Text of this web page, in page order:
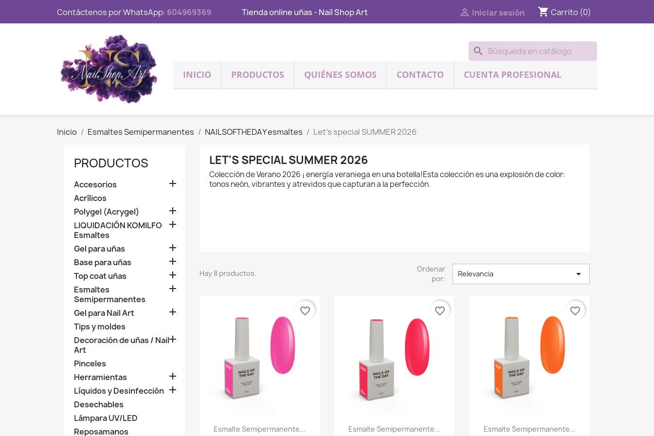
Contáctenos por WhatsApp: 604969369 Tienda online uñas - Nail Shop Art  Iniciar sesión shopping_cart Carrito (0)
search
INICIO
PRODUCTOS QUIÉNES SOMOS CONTACTO CUENTA PROFESIONAL
Inicio Esmaltes Semipermanentes NAILSOFTHEDAY esmaltes Let's special SUMMER 2026
PRODUCTOS
Accesorios 
Acrílicos
Polygel (Acrygel)

LIQUIDACIÓN KOMILFO
Esmaltes

Gel para uñas 
Base para uñas 
Top coat uñas 
Esmaltes
Semipermanentes

Gel para Nail Art 
Tips y moldes
Decoración de uñas / Nail
Art

Pinceles
Herramientas

Líquidos y Desinfección 
Desechables
Lámpara UV/LED
Reposamanos
LET'S SPECIAL SUMMER 2026
Colección de Verano 2026 ¡ energía veraniega en una botella!Esta colección es una explosión de color:
tonos neón, vibrantes y atrevidos que capturan a la perfección.
Hay 8 productos.
Ordenar
por:
Relevancia 
Vista rápida
Esmalte Semipermanente...
favorite_border
Vista rápida
Esmalte Semipermanente...
favorite_border
Vista rápida
Esmalte Semipermanente...
favorite_border